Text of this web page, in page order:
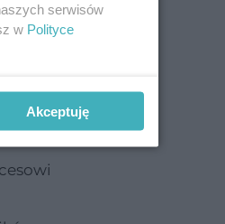
się
serwisów
w Polityce
Akceptuję